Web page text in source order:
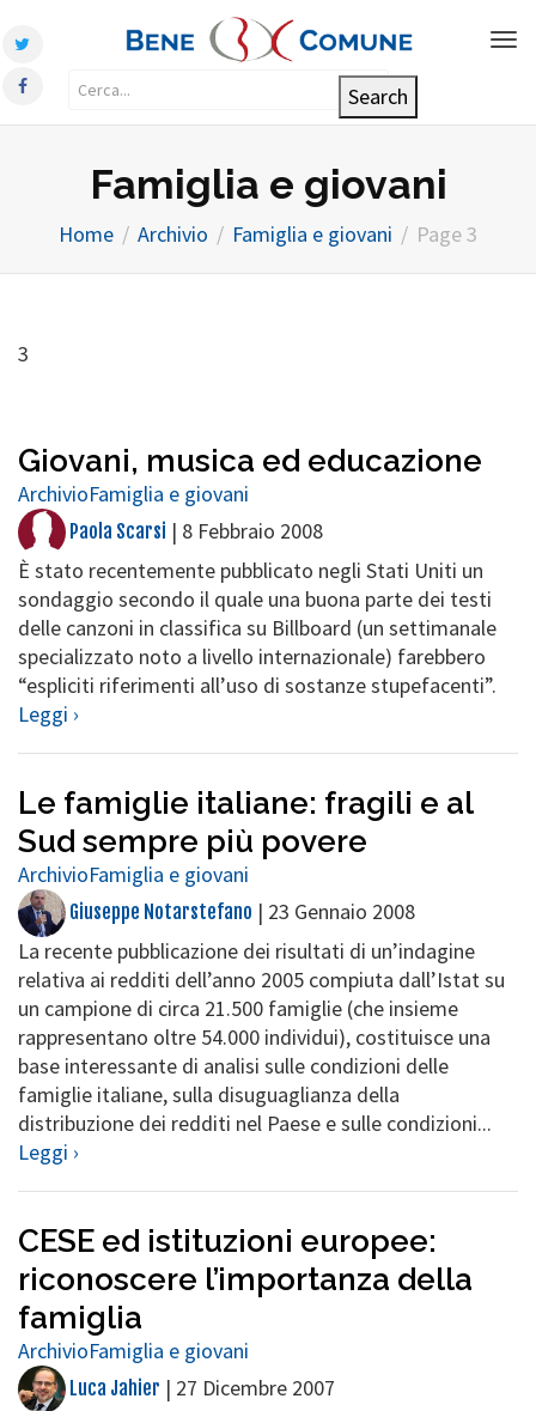
Famiglia e giovani
Home Archivio Famiglia e giovani Page 3
3
Giovani, musica ed educazione
ArchivioFamiglia e giovani
Paola Scarsi | 8 Febbraio 2008
È stato recentemente pubblicato negli Stati Uniti un
sondaggio secondo il quale una buona parte dei testi
delle canzoni in classifica su Billboard (un settimanale
specializzato noto a livello internazionale) farebbero
“espliciti riferimenti all’uso di sostanze stupefacenti”.
Leggi ›
Le famiglie italiane: fragili e al
Sud sempre più povere
ArchivioFamiglia e giovani
Giuseppe Notarstefano | 23 Gennaio 2008
La recente pubblicazione dei risultati di un’indagine
relativa ai redditi dell’anno 2005 compiuta dall’Istat su
un campione di circa 21.500 famiglie (che insieme
rappresentano oltre 54.000 individui), costituisce una
base interessante di analisi sulle condizioni delle
famiglie italiane, sulla disuguaglianza della
distribuzione dei redditi nel Paese e sulle condizioni...
Leggi ›
CESE ed istituzioni europee:
riconoscere l’importanza della
famiglia
ArchivioFamiglia e giovani
Luca Jahier | 27 Dicembre 2007